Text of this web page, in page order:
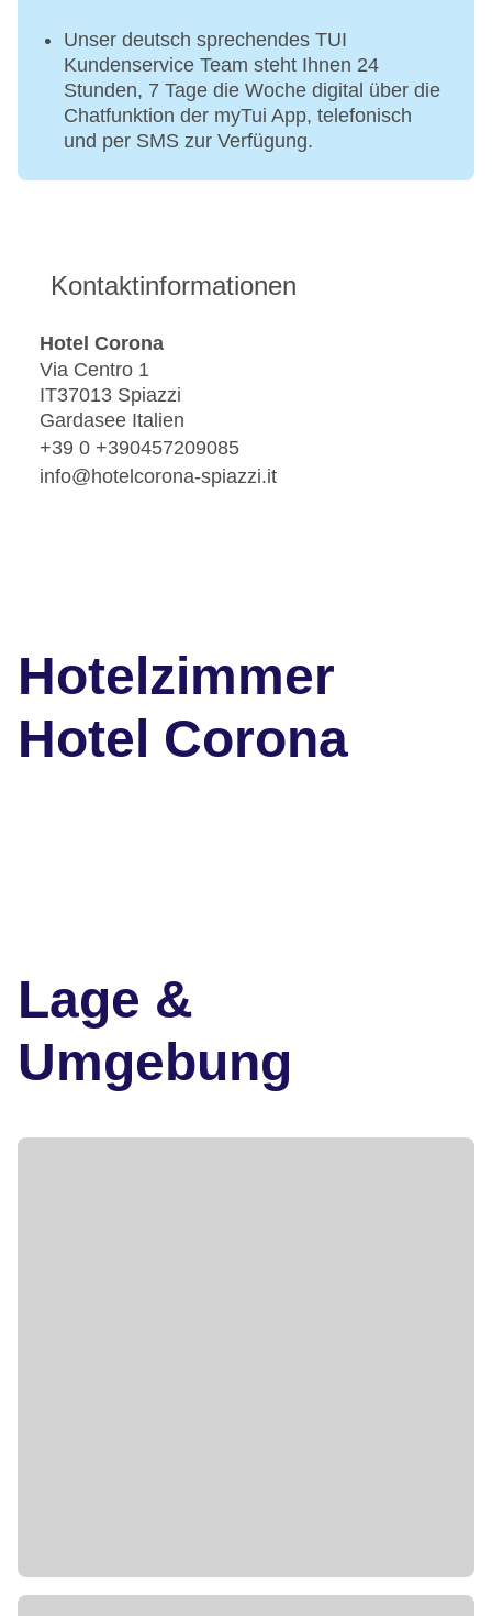
Unser deutsch sprechendes TUI
Kundenservice Team steht Ihnen 24
Stunden, 7 Tage die Woche digital über die
Chatfunktion der myTui App, telefonisch
und per SMS zur Verfügung.
Kontaktinformationen
Hotel Corona
Via Centro 1
IT37013 Spiazzi
Gardasee Italien
+39 0 +390457209085
info@hotelcorona-spiazzi.it
Hotelzimmer
Hotel Corona
Lage &
Umgebung